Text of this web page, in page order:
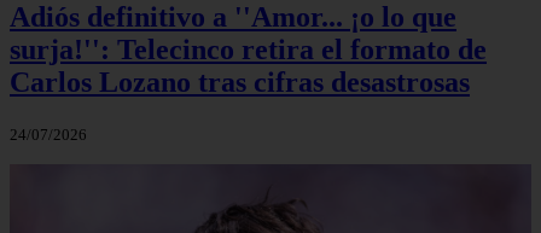
Adiós definitivo a ''Amor... ¡o lo que
surja!'': Telecinco retira el formato de
Carlos Lozano tras cifras desastrosas
24/07/2026